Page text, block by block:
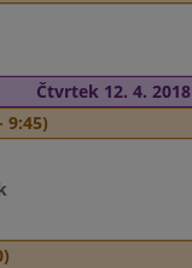
Čtvrtek 12. 4. 2018
9:45)